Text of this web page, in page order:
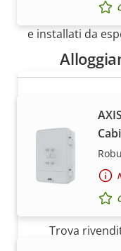
Le soluzioni Axis
e installati da
Desideri
Trova